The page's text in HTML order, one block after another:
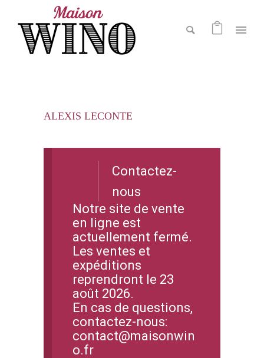
ALEXIS LECONTE
Contactez-
nous
Notre site de vente
en ligne est
actuellement fermé.
Les ventes et
expéditions
reprendront le 23
août 2026.
En cas de questions,
contactez-nous:
contact@maisonwin
o.fr